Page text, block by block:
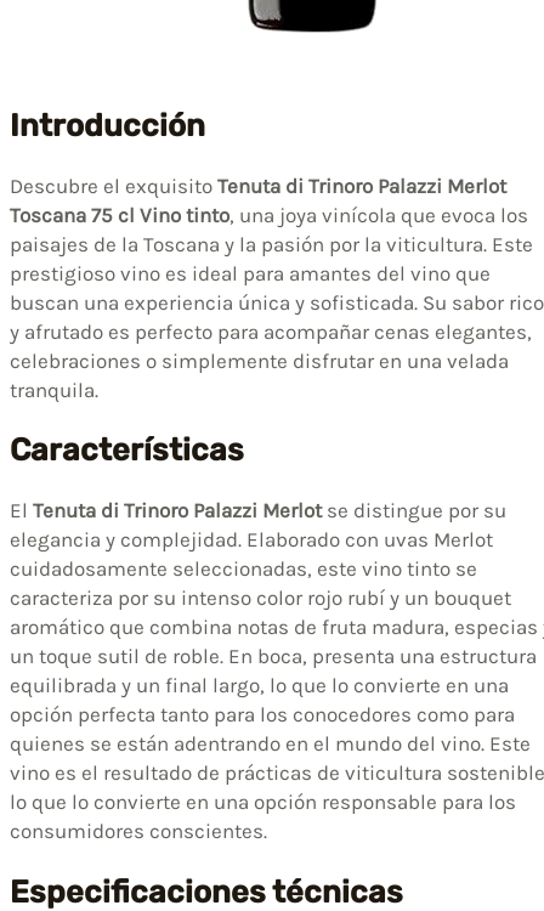
Introducción
Descubre el exquisito Tenuta di Trinoro Palazzi Merlot
Toscana 75 cl Vino tinto, una joya vinícola que evoca los
paisajes de la Toscana y la pasión por la viticultura. Este
prestigioso vino es ideal para amantes del vino que
buscan una experiencia única y sofisticada. Su sabor rico
y afrutado es perfecto para acompañar cenas elegantes,
celebraciones o simplemente disfrutar en una velada
tranquila.
Características
El Tenuta di Trinoro Palazzi Merlotse distingue por su
elegancia y complejidad. Elaborado con uvas Merlot
cuidadosamente seleccionadas, este vino tinto se
caracteriza por su intenso color rojo rubí y un bouquet
aromático que combina notas de fruta madura, especias
un toque sutil de roble. En boca, presenta una estructura
equilibrada y un final largo, lo que lo convierte en una
opción perfecta tanto para los conocedores como para
quienes se están adentrando en el mundo del vino. Este
vino es el resultado de prácticas de viticultura
lo que lo convierte en una opción responsable para los
consumidores conscientes.
Especificaciones técnicas